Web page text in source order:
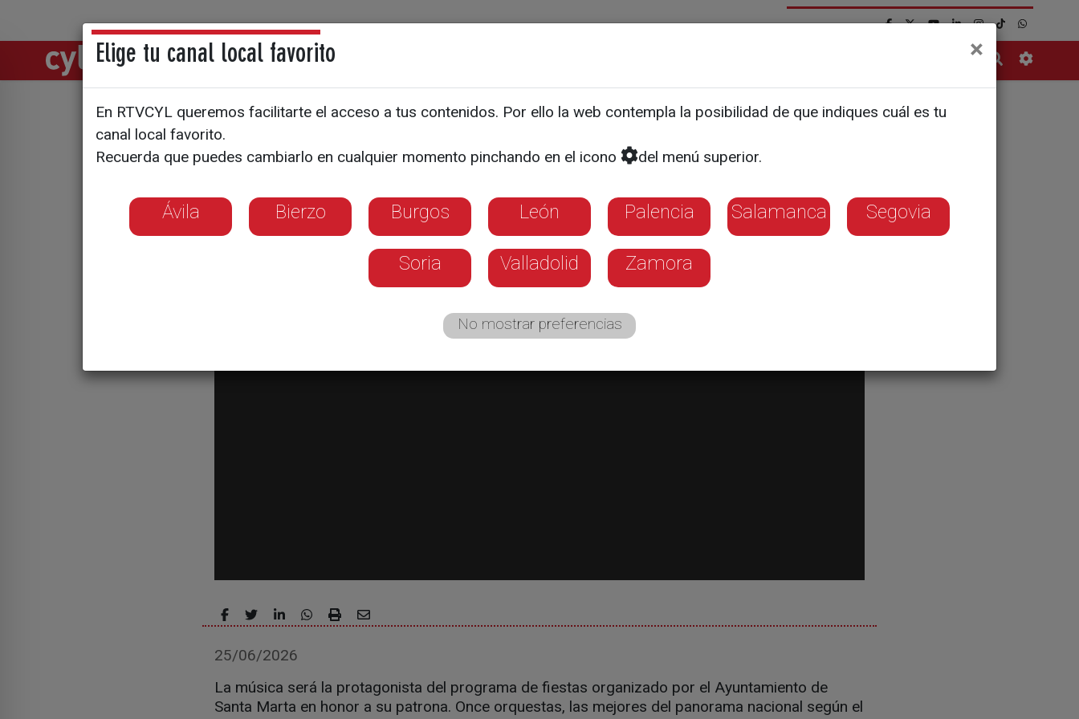
Directos Noticias
Santa Marta echa el resto con la presencia
de las mejores orquestas en sus fiestas
25/06/2026
La música será la protagonista del programa de fiestas organizado por el Ayuntamiento de
Santa Marta en honor a su patrona. Once orquestas, las mejores del panorama nacional según el
Elige tu canal local favorito ×
En RTVCYL queremos facilitarte el acceso a tus contenidos. Por ello la web contempla la posibilidad de que indiques cuál es tu
canal local favorito.
Recuerda que puedes cambiarlo en cualquier momento pinchando en el icono
del menú superior.
Ávila Bierzo Burgos León Palencia Salamanca Segovia
Soria Valladolid Zamora
No mostrar preferencias